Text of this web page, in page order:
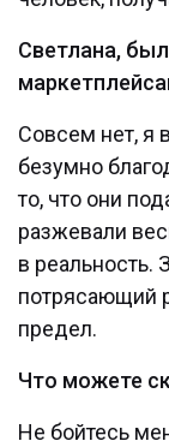
Светлана,
Совсем нет, я
безумно
то, что они
разжевали
в реальность.
потрясающий
предел.
Что можете
Не бойтесь